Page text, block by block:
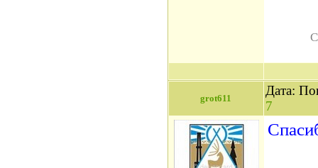
grot611
Дата:
7